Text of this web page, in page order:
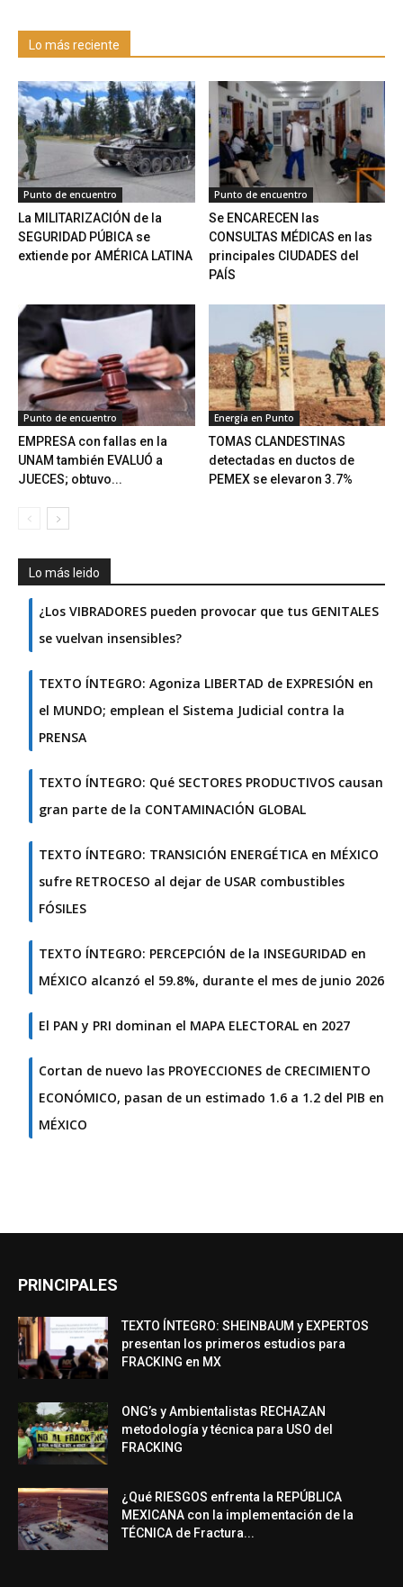
Lo más reciente
Punto de encuentro
La MILITARIZACIÓN de la
SEGURIDAD PÚBICA se
extiende por AMÉRICA LATINA
Punto de encuentro
Se ENCARECEN las
CONSULTAS MÉDICAS en las
principales CIUDADES del
PAÍS
Punto de encuentro
EMPRESA con fallas en la
UNAM también EVALUÓ a
JUECES; obtuvo...
Energía en Punto
TOMAS CLANDESTINAS
detectadas en ductos de
PEMEX se elevaron 3.7%
Lo más leido
¿Los VIBRADORES pueden provocar que tus GENITALES
se vuelvan insensibles?
TEXTO ÍNTEGRO: Agoniza LIBERTAD de EXPRESIÓN en
el MUNDO; emplean el Sistema Judicial contra la
PRENSA
TEXTO ÍNTEGRO: Qué SECTORES PRODUCTIVOS causan
gran parte de la CONTAMINACIÓN GLOBAL
TEXTO ÍNTEGRO: TRANSICIÓN ENERGÉTICA en MÉXICO
sufre RETROCESO al dejar de USAR combustibles
FÓSILES
TEXTO ÍNTEGRO: PERCEPCIÓN de la INSEGURIDAD en
MÉXICO alcanzó el 59.8%, durante el mes de junio 2026
El PAN y PRI dominan el MAPA ELECTORAL en 2027
Cortan de nuevo las PROYECCIONES de CRECIMIENTO
ECONÓMICO, pasan de un estimado 1.6 a 1.2 del PIB en
MÉXICO
PRINCIPALES
TEXTO ÍNTEGRO: SHEINBAUM y EXPERTOS
presentan los primeros estudios para
FRACKING en MX
ONG’s y Ambientalistas RECHAZAN
metodología y técnica para USO del
FRACKING
¿Qué RIESGOS enfrenta la REPÚBLICA
MEXICANA con la implementación de la
TÉCNICA de Fractura...